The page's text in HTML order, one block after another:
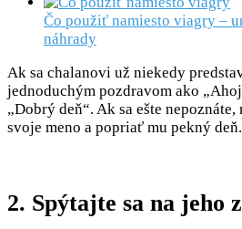
Čo použiť namiesto viagry –
náhrady
Ak sa chalanovi už niekedy
jednoduchým pozdravom ako
„Dobrý deň“. Ak sa ešte
svoje meno a popriať mu pekný deň.
2. Spýtajte sa na jeho